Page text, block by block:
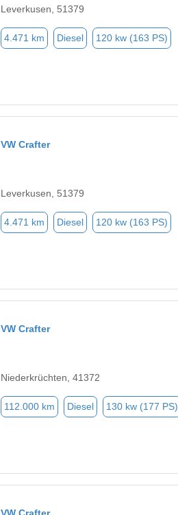
Leverkusen, 51379
4.471 km Diesel 120 kw (163 PS)
VW Crafter
Leverkusen, 51379
4.471 km Diesel 120 kw (163 PS)
VW Crafter
Niederkrüchten, 41372
112.000 km Diesel 130 kw (177 PS)